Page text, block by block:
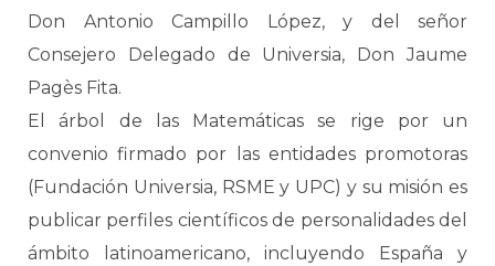
Don Antonio Campillo López, y del señor
Consejero Delegado de Universia, Don Jaume
Pagès Fita.
El árbol de las Matemáticas se rige por un
convenio firmado por las entidades promotoras
(Fundación Universia, RSME y UPC) y su misión es
publicar perfiles científicos de personalidades del
ámbito latinoamericano, incluyendo España y